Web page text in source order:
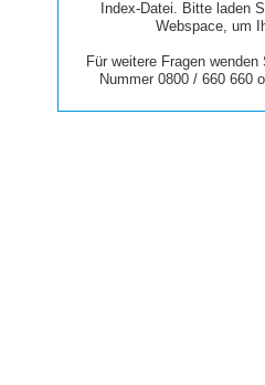
Index-Datei. Bitte laden
Webspace, um
Für weitere Fragen
Nummer 0800 / 660 660